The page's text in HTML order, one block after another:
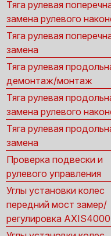
Тяга рулевая
замена рулевого
Тяга рулевая
замена
Тяга рулевая
демонтаж/монтаж
Тяга рулевая
замена рулевого
Тяга рулевая
замена
Проверка подвески и
рулевого управления
Углы установки колес
передний мост замер/
регулировка AXIS4000